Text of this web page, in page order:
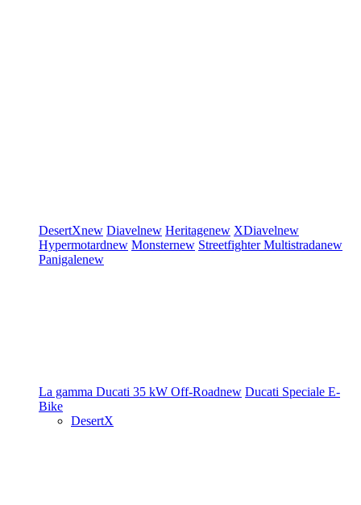
DesertXnew Diavelnew Heritagenew XDiavelnew
Hypermotardnew Monsternew StreetfighterMultistradanew
Panigalenew
La gamma Ducati 35 kW Off-Roadnew Ducati Speciale E-
Bike
DesertX